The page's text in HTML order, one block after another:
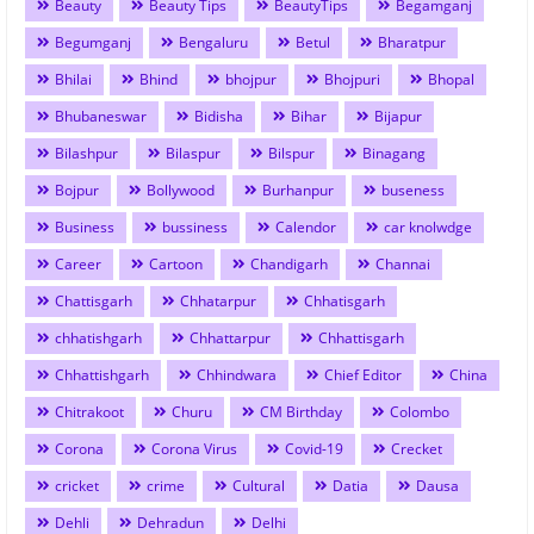
Beauty Beauty Tips BeautyTips
Begamganj
Begumganj
Bengaluru Betul
Bharatpur
Bhilai
Bhind bhojpur Bhojpuri
Bhopal
Bhubaneswar
Bidisha Bihar
Bijapur
Bilashpur
Bilaspur Bilspur
Binagang
Bojpur
Bollywood Burhanpur
buseness
Business
bussiness Calendor
car knolwdge
Career
Cartoon Chandigarh
Channai
Chattisgarh
Chhatarpur
Chhatisgarh
chhatishgarh
Chhattarpur
Chhattisgarh
Chhattishgarh
Chhindwara Chief Editor
China
Chitrakoot
Churu CM Birthday
Colombo
Corona
Corona Virus Covid-19
Crecket
cricket
crime Cultural Datia
Dausa
Dehli
Dehradun
Delhi